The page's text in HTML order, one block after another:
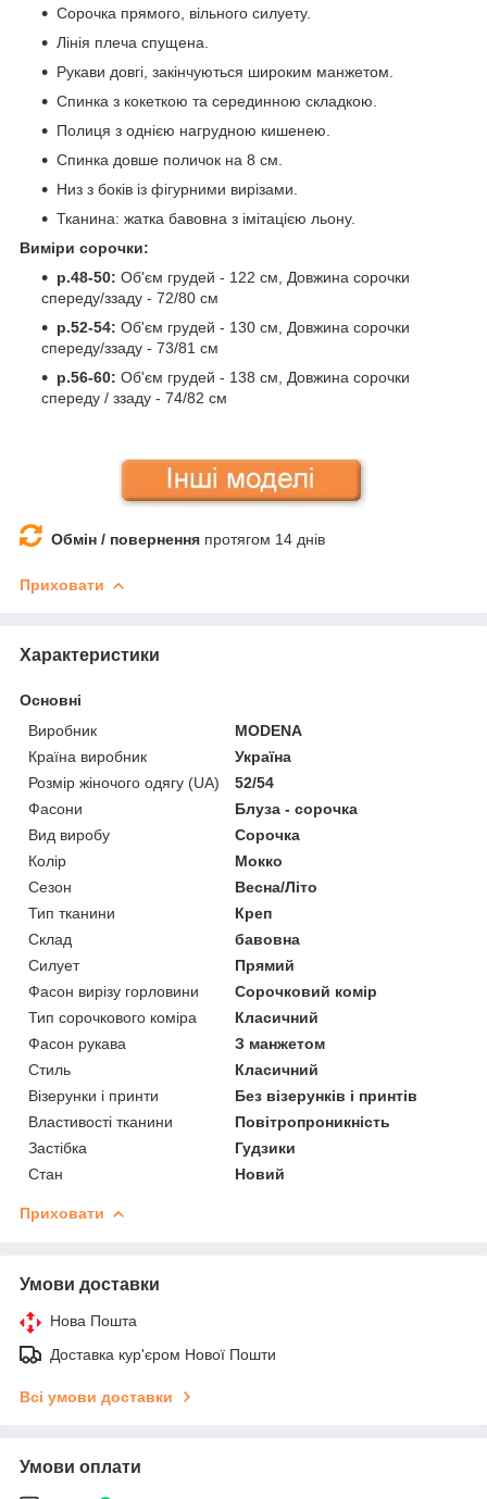
Сорочка прямого, вільного силуету.
Лінія плеча спущена.
Рукави довгі, закінчуються широким манжетом.
Спинка з кокеткою та серединною складкою.
Полиця з однією нагрудною кишенею.
Спинка довше поличок на 8 см.
Низ з боків із фігурними вирізами.
Тканина: жатка бавовна з імітацією льону.
Виміри сорочки:
р.48-50: Об'єм грудей - 122 см, Довжина сорочки
спереду/ззаду - 72/80 см
р.52-54: Об'єм грудей - 130 см, Довжина сорочки
спереду/ззаду - 73/81 см
р.56-60: Об'єм грудей - 138 см, Довжина сорочки
спереду / ззаду - 74/82 см
Обмін / повернення протягом 14 днів
Приховати
Характеристики
Основні
Виробник
MODENA
Країна виробник
Україна
Розмір жіночого одягу (UA)
52/54
Фасони
Блуза - сорочка
Вид виробу
Сорочка
Колір
Мокко
Сезон
Весна/Літо
Тип тканини
Креп
Склад
бавовна
Силует
Прямий
Фасон вирізу горловини
Сорочковий комір
Тип сорочкового коміра
Класичний
Фасон рукава
З манжетом
Стиль
Класичний
Візерунки і принти
Без візерунків і принтів
Властивості тканини
Повітропроникність
Застібка
Гудзики
Стан
Новий
Приховати
Умови доставки
Нова Пошта
Доставка кур'єром Нової Пошти
Всі умови доставки
Умови оплати